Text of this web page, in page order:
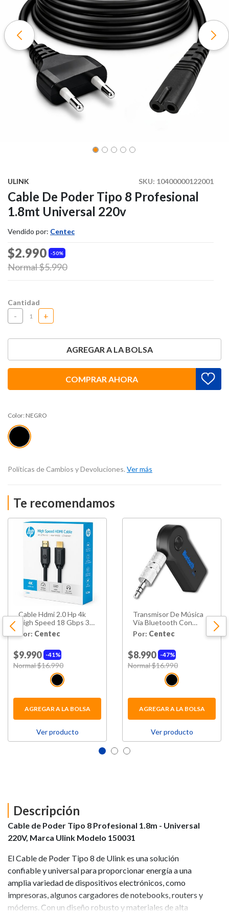
SKU: 10400000122001
ULINK
Cable De Poder Tipo 8 Profesional
1.8mt Universal 220v
Vendido por: Centec
50%
$2.990
Price reduced from
Normal $5.990to
Cantidad
- +
AGREGAR A LA BOLSA
COMPRAR AHORA
Color: NEGRO
Políticas de Cambios y Devoluciones. Ver más
Te recomendamos
Cable Hdmi 2.0 Hp 4k
High Speed 18 Gbps 3
Metros Dhc-h001
Por: Centec
41%
$9.990
Price reduced from
Normal $16.990
AGREGAR A LA BOLSA
Ver producto
Transmisor De Música
Vía Bluetooth Con
Manos Libre Bt100
Por: Centec
47%
$8.990
Price reduced from
Normal $16.990
AGREGAR A LA BOLSA
Ver producto
Descripción
Cable de Poder Tipo 8 Profesional 1.8m - Universal
220V, Marca Ulink Modelo 150031
El Cable de Poder Tipo 8 de Ulink es una solución
confiable y universal para proporcionar energía a una
amplia variedad de dispositivos electrónicos, como
impresoras, algunos cargadores de notebooks, routers y
módems. Con un diseño robusto y materiales de alta